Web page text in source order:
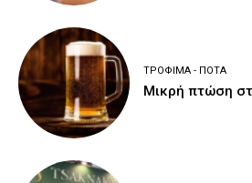
ΤΡΌΦΙΜΑ - ΠΟΤΆ
Μικρή πτώση